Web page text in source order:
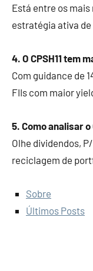
Está entre os
estratégia ativa
4. O CPSH11 tem
Com guidance de
FIIs com maior
5. Como analisar o
Olhe dividendos,
reciclagem de
Sobre
Últimos Posts